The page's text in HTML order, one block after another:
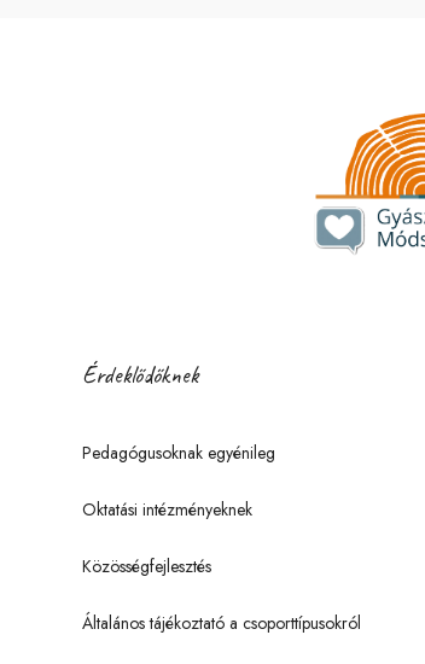
Érdeklődőknek
Pedagógusoknak egyénileg
Oktatási intézményeknek
Közösségfejlesztés
Általános tájékoztató a csoporttípusokról